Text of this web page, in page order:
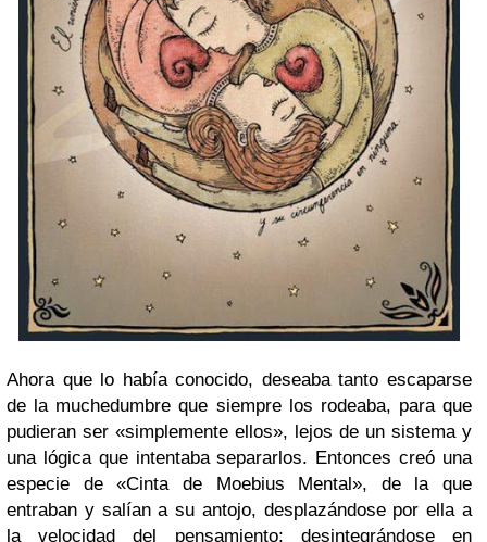
Ahora que lo había conocido, deseaba tanto escaparse
de la muchedumbre que siempre los rodeaba, para que
pudieran ser «simplemente ellos», lejos de un sistema y
una lógica que intentaba separarlos. Entonces creó una
especie de «Cinta de Moebius Mental», de la que
entraban y salían a su antojo, desplazándose por ella a
la velocidad del pensamiento; desintegrándose en